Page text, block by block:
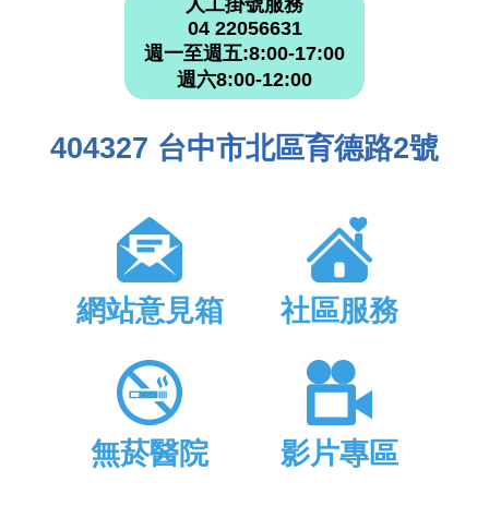
人工掛號服務
04 22056631
週一至週五:8:00-17:00
週六8:00-12:00
404327 台中市北區育德路2號
網站意見箱 社區服務
無菸醫院 影片專區